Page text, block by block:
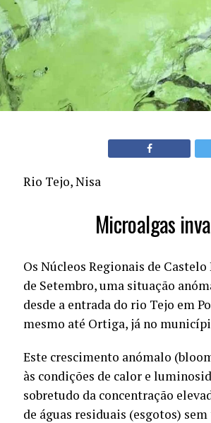
Rio Tejo, Nisa
Microalgas
Os Núcleos Regionais de
de Setembro, uma situação
desde a entrada do rio Tejo em
mesmo até Ortiga, já no
Este crescimento anómalo
às condições de calor e
sobretudo da concentração
de águas residuais (esgotos)